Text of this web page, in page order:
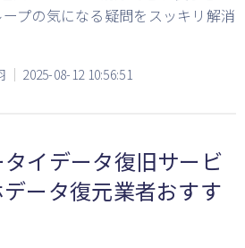
プの気になる疑問をスッキリ解消
2025-08-12 10:56:51
タイデータ復旧サービ
ータ復元業者おすす